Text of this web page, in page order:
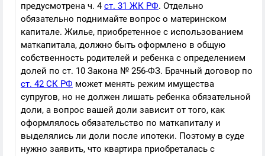
предусмотрена ч. 4ст. 31 ЖК РФ. Отдельно
обязательно поднимайте вопрос о материнском
капитале. Жилье, приобретенное с использованием
маткапитала, должно быть оформлено в общую
собственность родителей и ребенка с определением
долей по ст. 10 Закона № 256-ФЗ. Брачный договор по
ст. 42 СК РФ может менять режим имущества
супругов, но не должен лишать ребенка обязательной
доли, а вопрос вашей доли зависит от того, как
оформлялось обязательство по маткапиталу и
выделялись ли доли после ипотеки. Поэтому в суде
нужно заявить, что квартира приобреталась с